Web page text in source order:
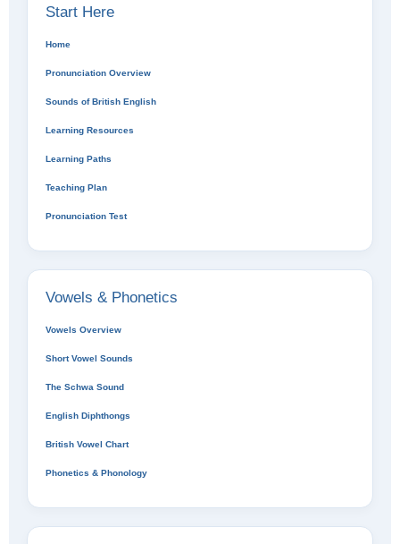
Start Here
Home
Pronunciation Overview
Sounds of British English
Learning Resources
Learning Paths
Teaching Plan
Pronunciation Test
Vowels & Phonetics
Vowels Overview
Short Vowel Sounds
The Schwa Sound
English Diphthongs
British Vowel Chart
Phonetics & Phonology